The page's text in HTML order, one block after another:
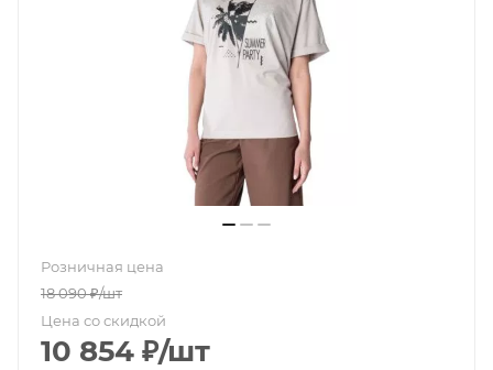
Розничная цена
18 090₽/шт
Цена со скидкой
10 854 ₽/шт